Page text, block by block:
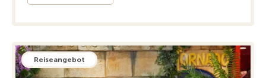
Reiseangebot